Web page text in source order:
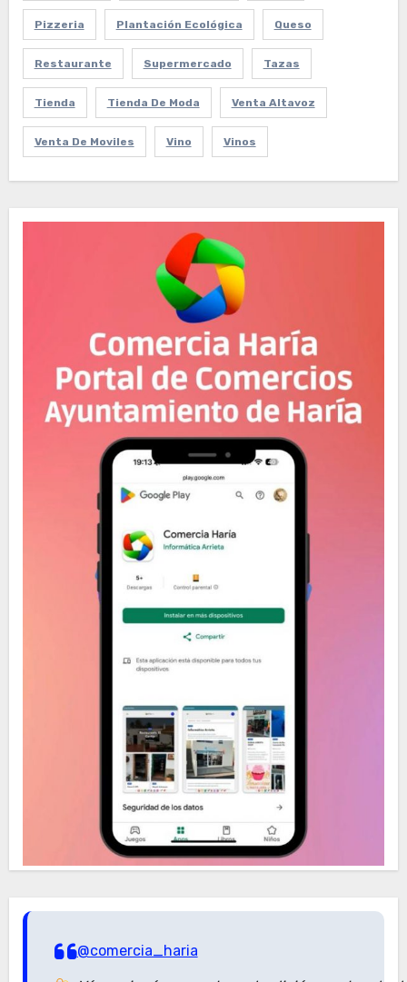
Pizzeria Plantación Ecológica Queso
Restaurante Supermercado Tazas
Tienda Tienda De Moda Venta Altavoz
Venta De Moviles Vino Vinos
@comercia_haria